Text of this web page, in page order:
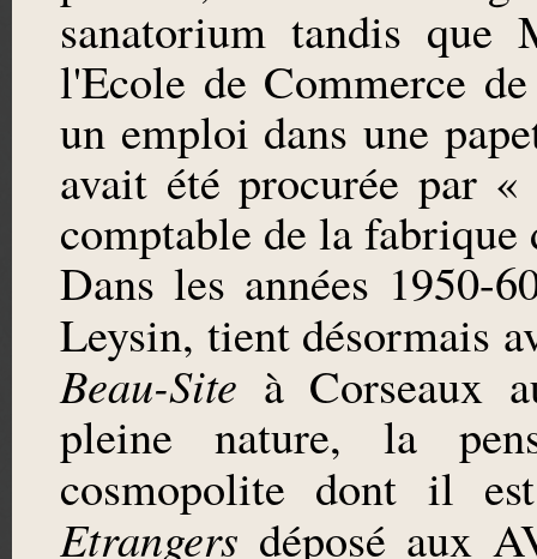
sanatorium tandis que
l'Ecole de Commerce
un emploi dans une
avait été procurée par
comptable de la fabrique
Dans les années 1950-
Leysin, tient désormais
Beau-Site à Corseaux
pleine nature, la
cosmopolite dont il
Etrangers déposé aux